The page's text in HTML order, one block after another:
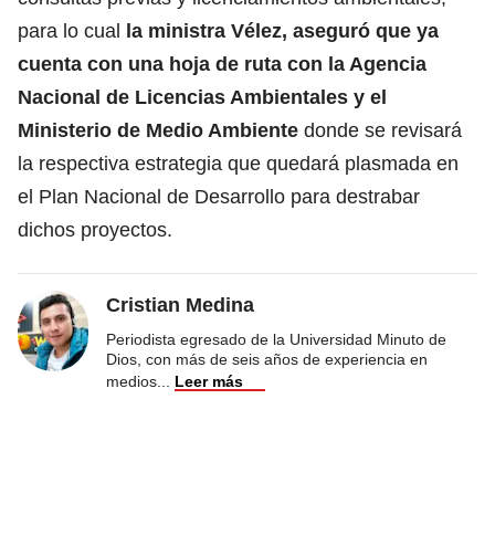
para lo cual la ministra Vélez, aseguró que ya
cuenta con una hoja de ruta con la Agencia
Nacional de Licencias Ambientales y el
Ministerio de Medio Ambiente donde se revisará
la respectiva estrategia que quedará plasmada en
el Plan Nacional de Desarrollo para destrabar
dichos proyectos.
Cristian Medina
Periodista egresado de la Universidad Minuto de
Dios, con más de seis años de experiencia en
medios
Leer más